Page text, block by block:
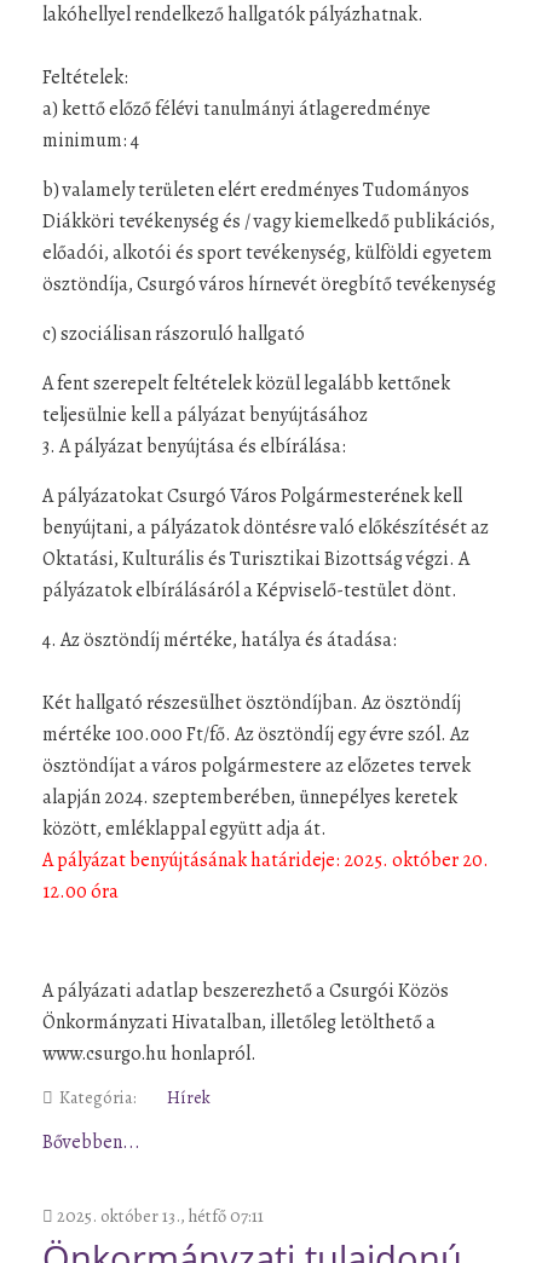
lakóhellyel rendelkező hallgatók pályázhatnak.
Feltételek:
a) kettő előző félévi tanulmányi átlageredménye
minimum: 4
b) valamely területen elért eredményes Tudományos
Diákköri tevékenység és / vagy kiemelkedő publikációs,
előadói, alkotói és sport tevékenység, külföldi egyetem
ösztöndíja, Csurgó város hírnevét öregbítő tevékenység
c) szociálisan rászoruló hallgató
A fent szerepelt feltételek közül legalább kettőnek
teljesülnie kell a pályázat benyújtásához​​​
3. A pályázat benyújtása és elbírálása:
A pályázatokat Csurgó Város Polgármesterének kell
benyújtani, a pályázatok döntésre való előkészítését az
Oktatási, Kulturális és Turisztikai Bizottság végzi. A
pályázatok elbírálásáról a Képviselő-testület dönt.
4. Az ösztöndíj mértéke, hatálya és átadása:
Két hallgató részesülhet ösztöndíjban. Az ösztöndíj
mértéke 100.000 Ft/fő. Az ösztöndíj egy évre szól. Az
ösztöndíjat a város polgármestere az előzetes tervek
alapján 2024. szeptemberében, ünnepélyes keretek
között, emléklappal együtt adja át.
A pályázat benyújtásának határideje: 2025. október 20.
12.00 óra
A pályázati adatlap beszerezhető a Csurgói Közös
Önkormányzati Hivatalban, illetőleg letölthető a
www.csurgo.hu honlapról.
Kategória: Hírek
Bővebben...
2025. október 13., hétfő 07:11